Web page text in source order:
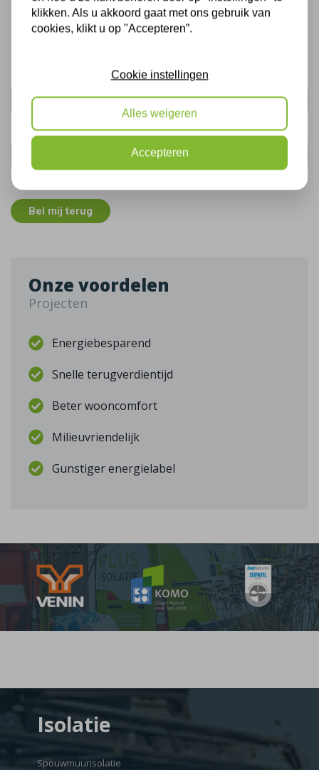
Bel mij terug
Gratis, vrijblijvend advies
Telefoonnummer:
De gegevens die u hier verstrekt vallen onder ons
Bel mij terug
Onze voordelen
Projecten
Energiebesparend
Snelle terugverdientijd
Beter wooncomfort
Milieuvriendelijk
Gunstiger energielabel
Isolatie
Spouwmuurisolatie
klikken. Als u akkoord gaat met ons gebruik van
cookies, klikt u op "Accepteren”.
Cookie instellingen
Alles weigeren
Accepteren